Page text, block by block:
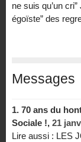
ne suis qu’un
égoïste” des
Messages
1. 70 ans du
Sociale !, 21
Lire aussi : LES